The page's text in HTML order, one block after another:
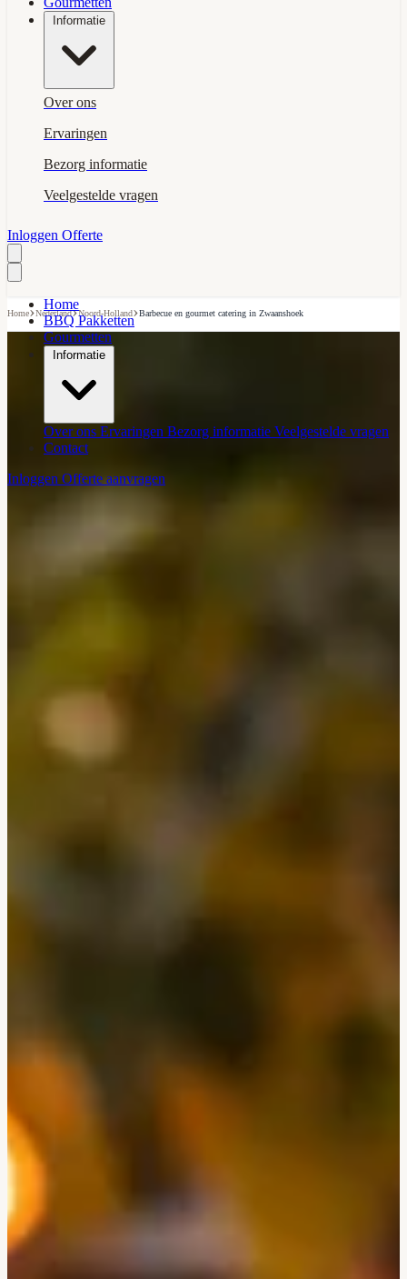
Informatie
Over ons
Ervaringen
Bezorg informatie
Veelgestelde vragen
Inloggen Offerte
Home
BBQ Pakketten
Gourmetten
Informatie
Over ons Ervaringen Bezorg informatie Veelgestelde vragen
Contact
Inloggen Offerte aanvragen
Home›Nederland›Noord-Holland›Barbecue en gourmet catering in Zwaanshoek